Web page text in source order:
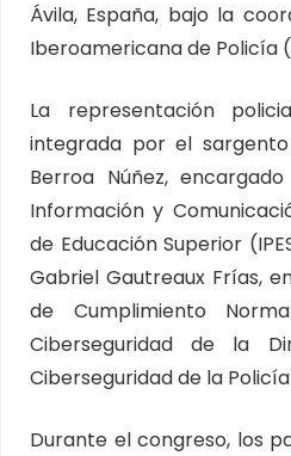
Ávila, España, bajo la
Iberoamericana de Policía
La representación
integrada por el
Berroa Núñez,
Información y
de Educación Superior
Gabriel Gautreaux Frías,
de Cumplimiento
Ciberseguridad de la
Ciberseguridad de la
Durante el congreso, los